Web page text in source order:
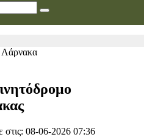
Λάρνακα
08-06-2026 07:36